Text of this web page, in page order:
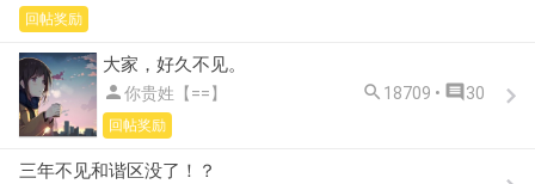
回帖奖励
大家，好久不见。
你贵姓【==】  18709 •  30
回帖奖励
三年不见和谐区没了！？